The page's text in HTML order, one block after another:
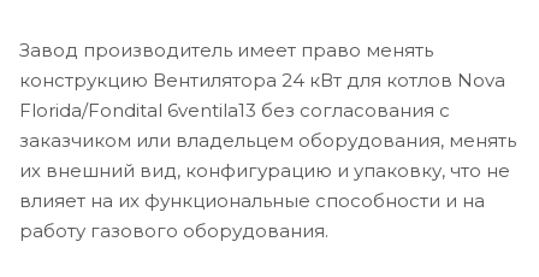
Завод производитель имеет право менять
конструкцию Вентилятора 24 кВт для котлов Nova
Florida/Fondital 6ventila13 без согласования с
заказчиком или владельцем оборудования, менять
их внешний вид, конфигурацию и упаковку, что не
влияет на их функциональные способности и на
работу газового оборудования.